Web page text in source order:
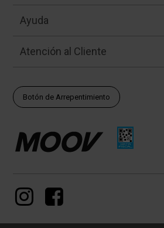
Ayuda
Atención al Cliente
Botón de Arrepentimiento